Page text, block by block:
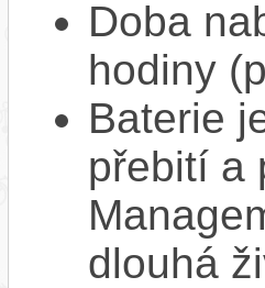
Doba
hodiny
Baterie
přebití a
dlouhá